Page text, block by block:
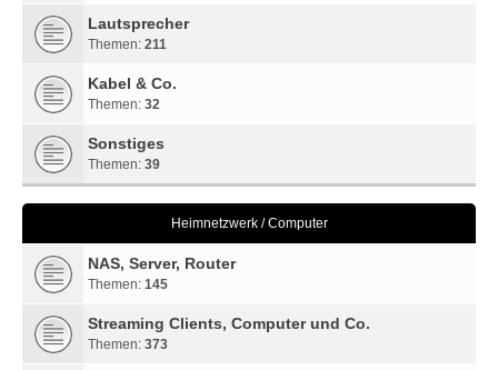
Lautsprecher
Themen: 211
Kabel & Co.
Themen: 32
Sonstiges
Themen: 39
Heimnetzwerk / Computer
NAS, Server, Router
Themen: 145
Streaming Clients, Computer und Co.
Themen: 373